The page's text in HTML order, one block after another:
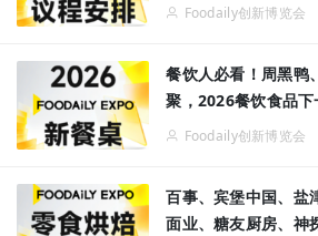
Foodaily创新博览会
餐饮人必看！周黑鸭
聚，2026餐饮食品下
Foodaily创新博览会
百事、宾堡中国、盐
面业、糖友厨房、神